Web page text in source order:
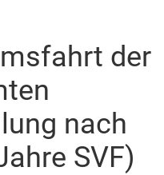
der
nach
SVF)